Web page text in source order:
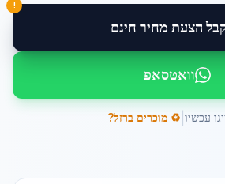
הצעת מחיר חינם
!
וואטסאפ
עכשיו ♻️ מוכרים ברזל?